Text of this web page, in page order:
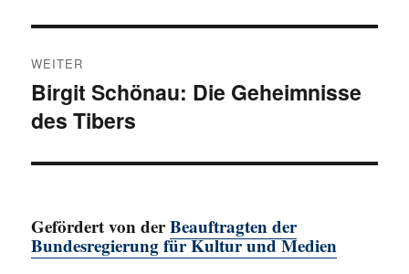
WEITER
Nächster
Beitrag:
Birgit Schönau: Die Geheimnisse
des Tibers
Gefördert von derBeauftragten der
Bundesregierung für Kultur und Medien